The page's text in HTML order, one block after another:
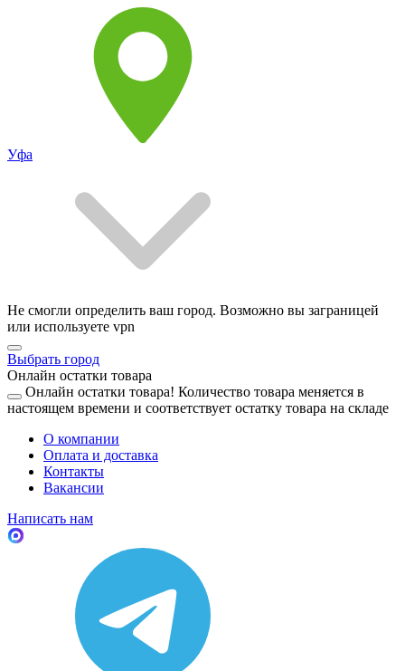
Уфа
Не смогли определить ваш город. Возможно вы заграницей
или используете vpn
Выбрать город
Онлайн остатки товара
Онлайн остатки товара! Количество товара меняется в
настоящем времени и соответствует остатку товара на складе
О компании
Оплата и доставка
Контакты
Вакансии
Написать нам